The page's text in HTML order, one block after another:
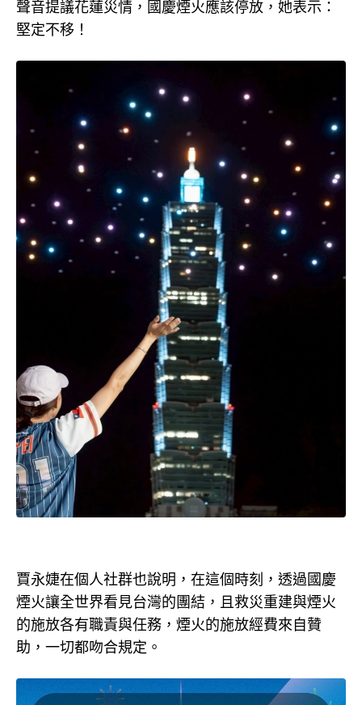
聲音提議花蓮災情，國慶煙火應該停放，她表示：
堅定不移！
賈永婕在個人社群也說明，在這個時刻，透過國慶
煙火讓全世界看見台灣的團結，且救災重建與煙火
的施放各有職責與任務，煙火的施放經費來自贊
助，一切都吻合規定。